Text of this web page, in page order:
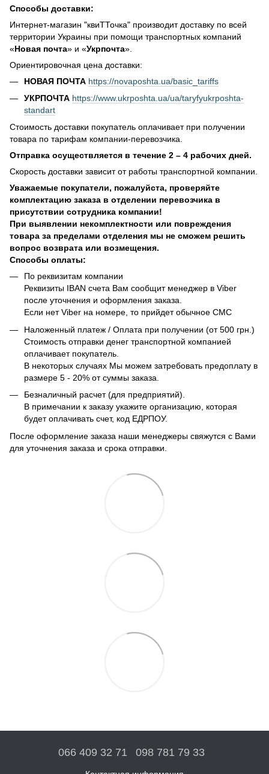
Способы доставки:
Интернет-магазин "квиТТочка" производит доставку по всей
территории Украины при помощи транспортных компаний
«Новая почта» и «Укрпочта».
Ориентировочная цена доставки:
НОВАЯ ПОЧТА https://novaposhta.ua/basic_tariffs
УКРПОЧТА https://www.ukrposhta.ua/ua/taryfyukrposhta-
standart
Стоимость доставки покупатель оплачивает при получении
товара по тарифам компании-перевозчика.
Отправка осуществляется в течение 2 – 4 рабочих дней.
Скорость доставки зависит от работы транспортной компании.
Уважаемые покупатели, пожалуйста, проверяйте
комплектацию заказа в отделении перевозчика в
присутствии сотрудника компании!
При выявлении некомплектности или повреждения
товара за пределами отделения мы не сможем решить
вопрос возврата или возмещения.
Способы оплаты:
По реквизитам компании
Реквизиты IBAN счета Вам сообщит менеджер в Viber
после уточнения и оформления заказа.
Если нет Viber на номере, то прийдет обычное СМС
Наложенный платеж / Оплата при получении (от 500 грн.)
Стоимость отправки денег транспортной компанией
оплачивает покупатель.
В некоторых случаях Мы можем затребовать предоплату в
размере 5 - 20% от суммы заказа.
Безналичный расчет (для предприятий).
В примечании к заказу укажите организацию, которая
будет оплачивать счет, код ЕДРПОУ.
После оформление заказа наши менеджеры свяжутся с Вами
для уточнения заказа и срока отправки.
066 409 32 71 098 781 79 33